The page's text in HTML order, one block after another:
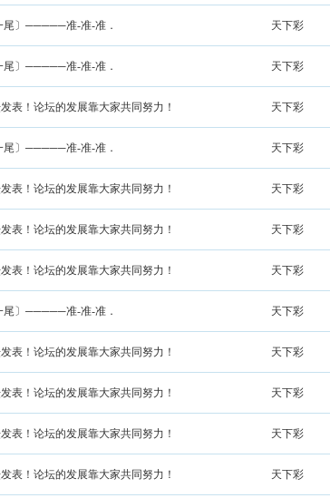
尾〕─────准-准-准． 天下彩
尾〕─────准-准-准． 天下彩
！论坛的发展靠大家共同努力！ 天下彩
尾〕─────准-准-准． 天下彩
！论坛的发展靠大家共同努力！ 天下彩
！论坛的发展靠大家共同努力！ 天下彩
！论坛的发展靠大家共同努力！ 天下彩
尾〕─────准-准-准． 天下彩
！论坛的发展靠大家共同努力！ 天下彩
！论坛的发展靠大家共同努力！ 天下彩
！论坛的发展靠大家共同努力！ 天下彩
！论坛的发展靠大家共同努力！ 天下彩